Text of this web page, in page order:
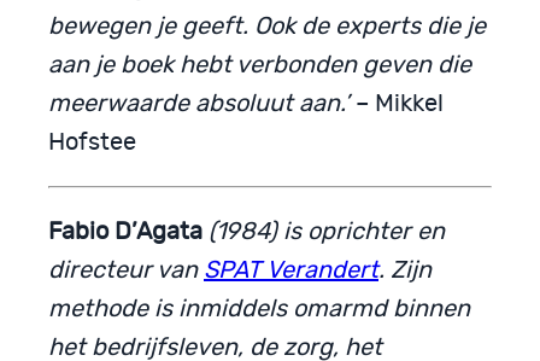
bewegen je geeft. Ook de experts die je
aan je boek hebt verbonden geven die
meerwaarde absoluut aan.’– Mikkel
Hofstee
Fabio D’Agata (1984) is oprichter en
directeur van SPAT Verandert. Zijn
methode is inmiddels omarmd binnen
het bedrijfsleven, de zorg, het